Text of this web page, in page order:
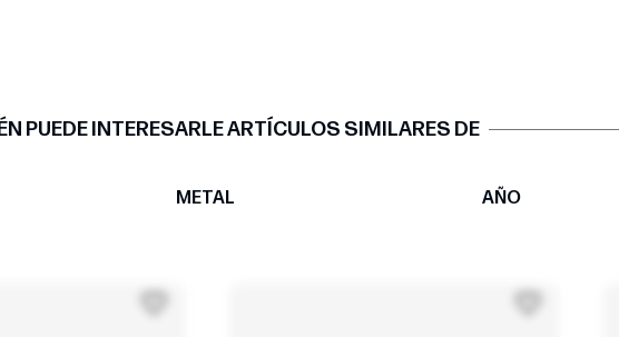
PUEDE INTERESARLE ARTÍCULOS SIMILARES DE
METAL AÑO